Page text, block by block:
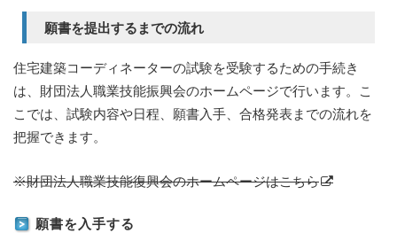
願書を提出するまでの流れ
住宅建築コーディネーターの試験を受験するための手続き
は、財団法人職業技能振興会のホームページで行います。こ
こでは、試験内容や日程、願書入手、合格発表までの流れを
把握できます。
※財団法人職業技能復興会のホームページはこちら
願書を入手する